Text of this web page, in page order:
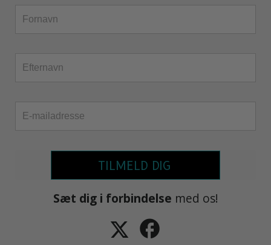
TILMELD DIG
Sæt dig i forbindelse med os!